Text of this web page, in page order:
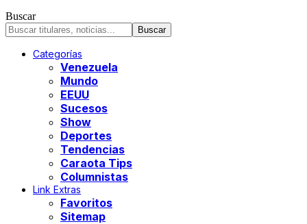
Buscar
Categorías
Venezuela
Mundo
EEUU
Sucesos
Show
Deportes
Tendencias
Caraota Tips
Columnistas
Link Extras
Favoritos
Sitemap